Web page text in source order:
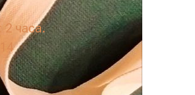
2 часа.